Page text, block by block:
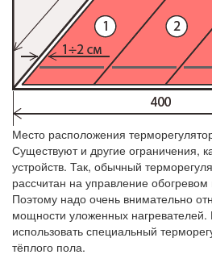
Место расположения
Существуют и другие ограничения,
устройств. Так, обычный
рассчитан на управление
Поэтому надо очень внимательно
мощности уложенных нагревателей.
использовать специальный
тёплого пола.